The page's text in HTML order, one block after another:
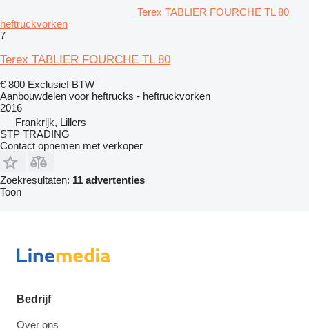
Terex TABLIER FOURCHE TL 80
heftruckvorken
7
Terex TABLIER FOURCHE TL 80
€ 800 Exclusief BTW
Aanbouwdelen voor heftrucks - heftruckvorken
2016
Frankrijk, Lillers
STP TRADING
Contact opnemen met verkoper
Zoekresultaten: 11 advertenties
Toon
Bedrijf
Over ons